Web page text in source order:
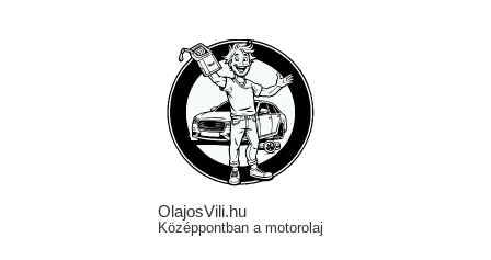
OlajosVili.hu
Középpontban a motorolaj